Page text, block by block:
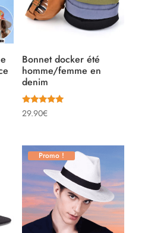
Bonnet docker été
homme/femme en
denim
Note
4.81
29.90€
Promo !